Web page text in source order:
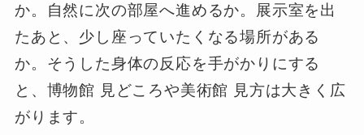
か。自然に次の部屋へ進めるか。展示室を出
たあと、少し座っていたくなる場所がある
か。そうした身体の反応を手がかりにする
と、博物館 見どころや美術館 見方は大きく広
がります。